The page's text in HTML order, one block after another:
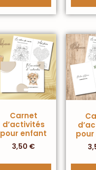
Carnet
d’activités
pour enfant
3,50 €